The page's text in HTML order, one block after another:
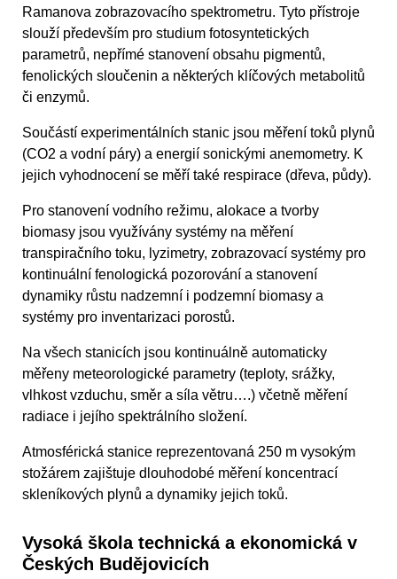
Ramanova zobrazovacího spektrometru. Tyto přístroje
slouží především pro studium fotosyntetických
parametrů, nepřímé stanovení obsahu pigmentů,
fenolických sloučenin a některých klíčových metabolitů
či enzymů.
Součástí experimentálních stanic jsou měření toků plynů
(CO2 a vodní páry) a energií sonickými anemometry. K
jejich vyhodnocení se měří také respirace (dřeva, půdy).
Pro stanovení vodního režimu, alokace a tvorby
biomasy jsou využívány systémy na měření
transpiračního toku, lyzimetry, zobrazovací systémy pro
kontinuální fenologická pozorování a stanovení
dynamiky růstu nadzemní i podzemní biomasy a
systémy pro inventarizaci porostů.
Na všech stanicích jsou kontinuálně automaticky
měřeny meteorologické parametry (teploty, srážky,
vlhkost vzduchu, směr a síla větru….) včetně měření
radiace i jejího spektrálního složení.
Atmosférická stanice reprezentovaná 250 m vysokým
stožárem zajištuje dlouhodobé měření koncentrací
skleníkových plynů a dynamiky jejich toků.
Vysoká škola technická a ekonomická v
Českých Budějovicích